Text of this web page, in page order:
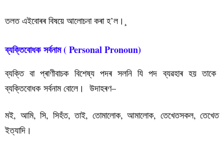
তলত এইবোৰৰ বিষয়ে আলোচনা কৰা হ’ল।¸
ব্যক্তিবোধক সৰ্বনাম ( Personal Pronoun)
ব্যক্তি বা প্ৰাণীবাচক বিশেষ্য পদৰ সলনি যি পদ ব্যৱহাৰ হয় তাকে
ব্যক্তিবোধক সৰ্বনাম বোলে। উদাহৰণ–
মই, আমি, সি, সিহঁত, তাই, তোমালোক, আমালোক, তেখেতসকল, তেখেত
ইত্যাদি।